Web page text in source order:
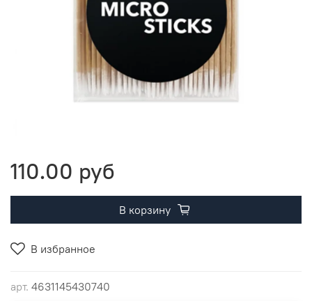
В избранное
арт. 4631145430740
110.00 руб
В корзину